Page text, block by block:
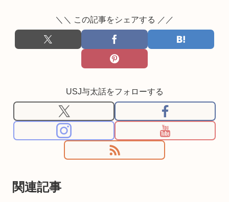
＼＼ この記事をシェアする ／／
USJ与太話をフォローする
関連記事